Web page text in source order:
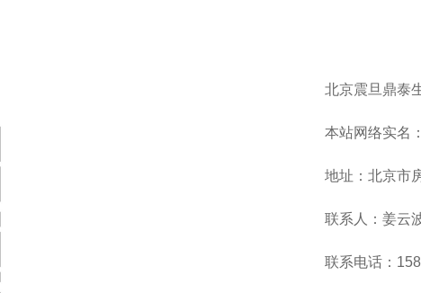
北京震旦鼎泰
本站网络实名
地址：北京市
联系人：姜云
联系电话：